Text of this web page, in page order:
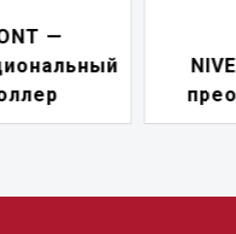
NIVELCONT PM —
преобразователь